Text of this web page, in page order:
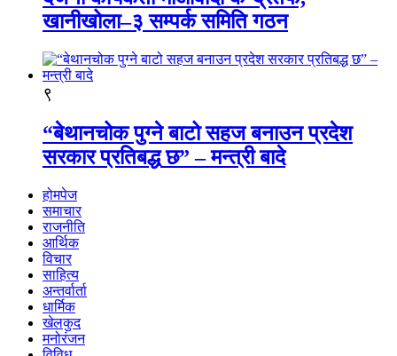
खानीखोला–३ सम्पर्क समिति गठन
९
“बेथानचोक पुग्ने बाटो सहज बनाउन प्रदेश
सरकार प्रतिबद्ध छ” – मन्त्री बादे
होमपेज
समाचार
राजनीति
आर्थिक
विचार
साहित्य
अन्तर्वार्ता
धार्मिक
खेलकुद
मनोरंजन